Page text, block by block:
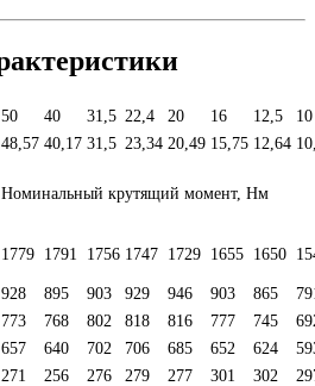
50 40 31,5 22,4 20 16 12,5
10
48,57 40,17 31,5 23,34 20,49 15,75 12,64
Номинальный крутящий момент, Нм
1779 1791 1756 1747 1729 1655 1650
928 895 903 929 946 903 865
773 768 802 818 816 777 745
657 640 702 706 685 652 624
271 256 276 279 277 301 302